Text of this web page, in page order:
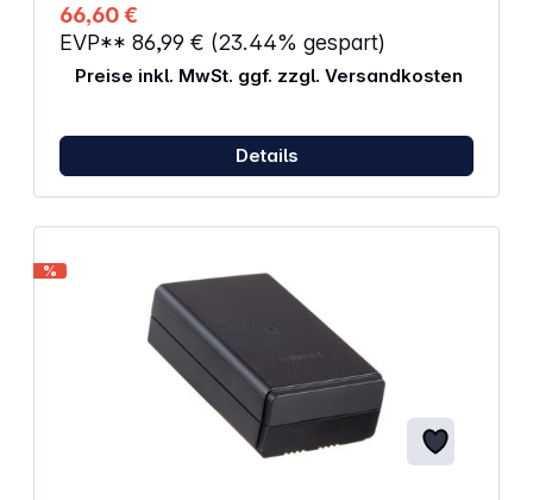
66,60 €
EVP** 86,99 € (23.44% gespart)
Preise inkl. MwSt. ggf. zzgl. Versandkosten
Details
%